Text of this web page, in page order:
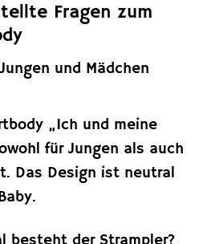
Fragen zum
und Mädchen
„Ich und meine
für Jungen als auch
Das Design ist neutral